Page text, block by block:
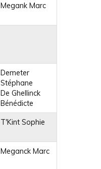
Megank Marc
Demeter
Stéphane
De Ghellinck
Bénédicte
T'Kint Sophie
Meganck Marc